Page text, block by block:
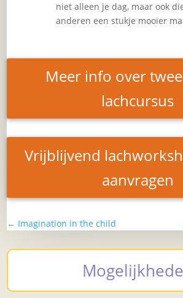
niet alleen je dag, maar ook
anderen een stukje mooier
Meer info over
lachcursus
Vrijblijvend
aanvragen
← Imagination in the child